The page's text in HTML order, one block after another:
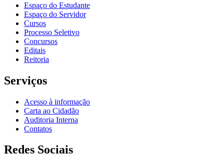
Espaço do Estudante
Espaço do Servidor
Cursos
Processo Seletivo
Concursos
Editais
Reitoria
Serviços
Acesso à informação
Carta ao Cidadão
Auditoria Interna
Contatos
Redes Sociais